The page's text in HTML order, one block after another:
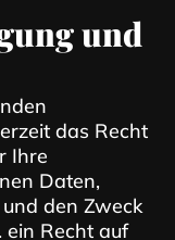
und
das Recht
Ihre
Daten,
den Zweck
Recht auf